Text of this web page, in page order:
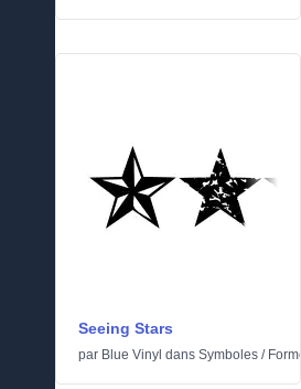
Seeing Stars
par Blue Vinyl dans Symboles /